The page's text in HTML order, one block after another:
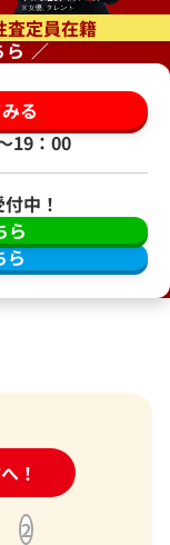
査定員在籍
ら ／
る
19：00
中！
ら
ら
！ーム
2